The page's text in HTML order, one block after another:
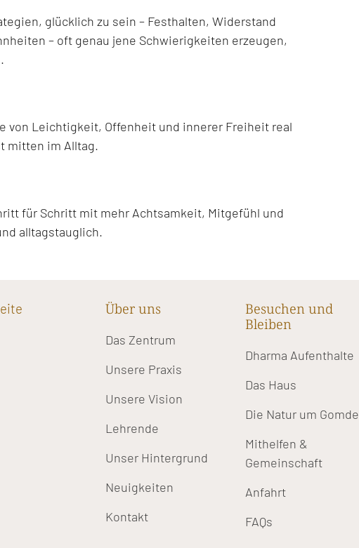
glücklich zu sein – Festhalten, Widerstand
– oft genau jene Schwierigkeiten erzeugen,
von Leichtigkeit, Offenheit und innerer Freiheit real
mitten im Alltag.
für Schritt mit mehr Achtsamkeit, Mitgefühl und
alltagstauglich.
Über uns
Das Zentrum
Unsere Praxis
Unsere Vision
Lehrende
Unser Hintergrund
Neuigkeiten
Kontakt
Besuchen und
Bleiben
Dharma Aufenthalte
Das Haus
Die Natur um Gomde
Mithelfen &
Gemeinschaft
Anfahrt
FAQs